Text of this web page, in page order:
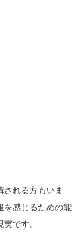
される方もいま
を感じるための能
です。